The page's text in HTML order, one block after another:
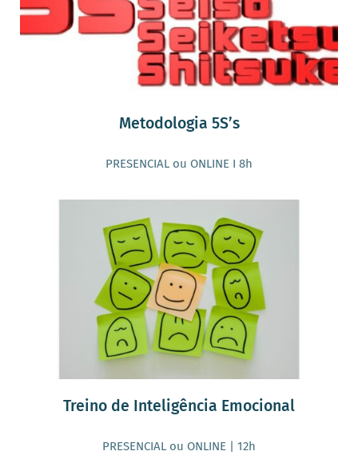
Metodologia 5S’s
PRESENCIAL ou ONLINE I 8h
Treino de Inteligência Emocional
PRESENCIAL ou ONLINE | 12h